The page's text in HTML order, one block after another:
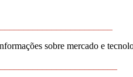
sobre mercado e